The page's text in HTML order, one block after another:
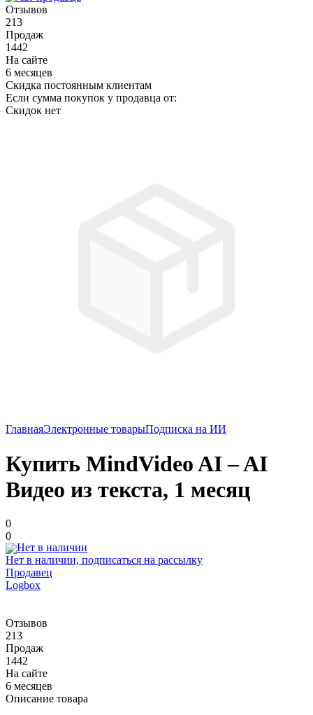
Отзывов
213
Продаж
1442
На сайте
6 месяцев
Скидка постоянным клиентам
Если сумма покупок у продавца от:
Скидок нет
ГлавнаяЭлектронные товарыПодписка на ИИ
Купить MindVideo AI – AI
Видео из текста, 1 месяц
0
0
Нет в наличии, подписаться на рассылку
Продавец
Logbox
Отзывов
213
Продаж
1442
На сайте
6 месяцев
Описание товара